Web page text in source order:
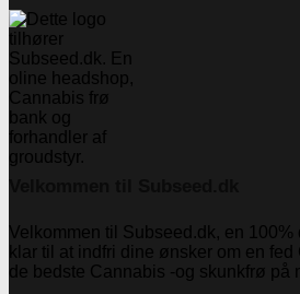
Velkommen til Subseed.dk, en
klar til at indfri dine ønsker om en
de bedste Cannabis -og skunkfrø på